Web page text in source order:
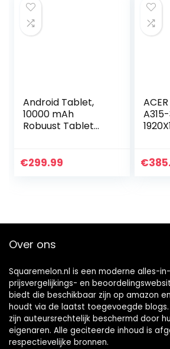
S
Android Tablet,
10000 mAh
Robuust Tablet
11, 64 GB, 128 GB
€299.99 €
Over ons
Squaremelon.nl is een moderne alles-
prijsvergelijkings- en
biedt die beschikbaar zijn op amazon
houdt via de laatst toegevoegde
zijn auteursrechtelijk beschermd door
eigenaren. Alle geciteerde inhoud is
respectievelijke bronnen.